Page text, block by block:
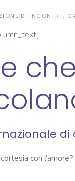
DI INCONTRI
di
con